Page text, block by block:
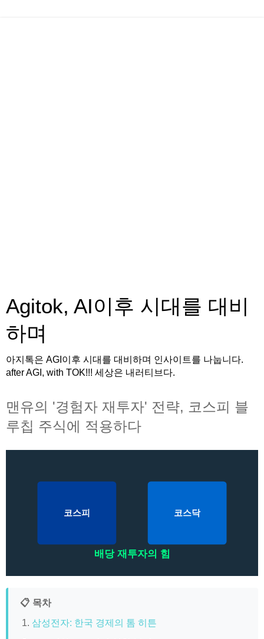
Agitok, AI이후 시대를 대비
하며
아지톡은 AGI이후 시대를 대비하며 인사이트를 나눕니다.
after AGI, with TOK!!! 세상은 내러티브다.
맨유의 '경험자 재투자' 전략, 코스피 블
루칩 주식에 적용하다
코스피 코스닥
배당 재투자의 힘
📋 목차
삼성전자: 한국 경제의 톰 히튼